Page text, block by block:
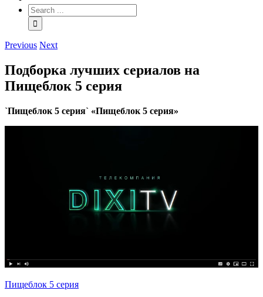
Previous Next
Подборка лучших сериалов на
Пищеблок 5 серия
`Пищеблок 5 серия` «Пищеблок 5 серия»
Пищеблок 5 серия